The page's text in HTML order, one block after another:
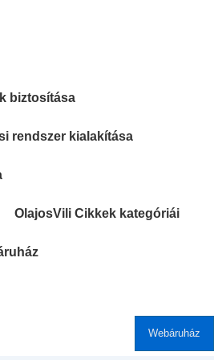
biztosítása
rendszer kialakítása
OlajosVili Cikkek kategóriái
Webáruház